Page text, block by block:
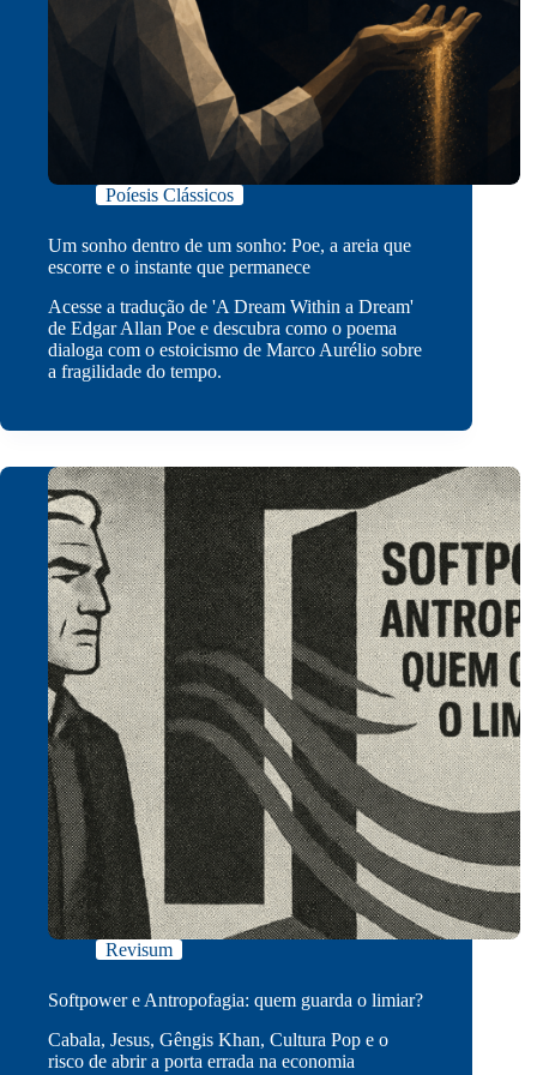
Poíesis Clássicos
Um sonho dentro de um sonho: Poe, a areia que
escorre e o instante que permanece
Acesse a tradução de 'A Dream Within a Dream'
de Edgar Allan Poe e descubra como o poema
dialoga com o estoicismo de Marco Aurélio sobre
a fragilidade do tempo.
Revisum
Softpower e Antropofagia: quem guarda o limiar?
Cabala, Jesus, Gêngis Khan, Cultura Pop e o
risco de abrir a porta errada na economia